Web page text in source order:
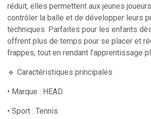
réduit, elles permettent aux jeunes
contrôler la balle et de développer leurs
techniques. Parfaites pour les enfants
offrent plus de temps pour se placer et
frappes, tout en rendant l’apprentissage
🔹 Caractéristiques principales
• Marque : HEAD
• Sport : Tennis